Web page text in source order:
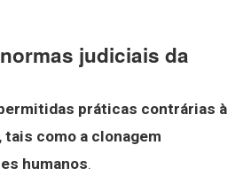
judiciais da
práticas contrárias à
tais como a clonagem
humanos.